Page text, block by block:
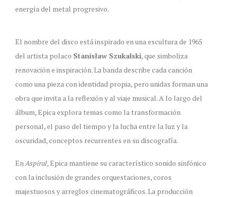
energía del metal progresivo.
El nombre del disco está inspirado en una escultura de 1965
del artista polaco Stanisław Szukalski, que simboliza
renovación e inspiración. La banda describe cada canción
como una pieza con identidad propia, pero unidas forman una
obra que invita a la reflexión y al viaje musical. A lo largo del
álbum, Epica explora temas como la transformación
personal, el paso del tiempo y la lucha entre la luz y la
oscuridad, conceptos recurrentes en su discografía.
En Aspiral, Epica mantiene su característico sonido sinfónico
con la inclusión de grandes orquestaciones, coros
majestuosos y arreglos cinematográficos. La producción